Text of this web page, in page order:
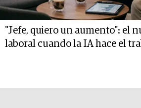
"Jefe, quiero un aumento": el
laboral cuando la IA hace el